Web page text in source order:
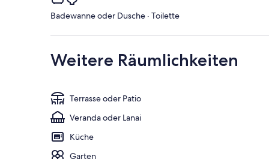
Badewanne oder Dusche · Toilette
Weitere Räumlichkeiten
Terrasse oder Patio
Veranda oder Lanai
Küche
Garten